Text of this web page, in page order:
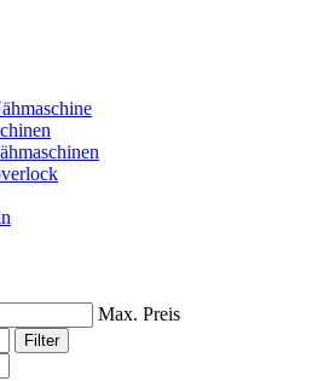
Max. Preis
Filter